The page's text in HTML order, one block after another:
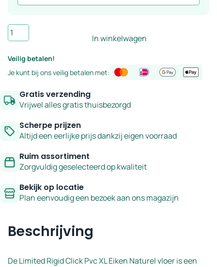
Rigid
Click
PVC
vloer
eiken
naturel
rechte
XL
-
serie
Limited
In winkelwagen
Veilig betalen!
Je kunt bij ons veilig betalen met:
Gratis verzending
Vrijwel alles gratis thuisbezorgd
Scherpe prijzen
Altijd een eerlijke prijs dankzij eigen voorraad
Ruim assortiment
Zorgvuldig geselecteerd op kwaliteit
Bekijk op locatie
Plan eenvoudig een bezoek aan ons magazijn
Beschrijving
De Limited Rigid Click Pvc XL Eiken Naturel vloer is een